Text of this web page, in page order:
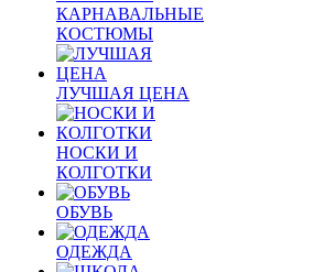
КАРНАВАЛЬНЫЕ
КОСТЮМЫ
ЛУЧШАЯ ЦЕНА
НОСКИ И
КОЛГОТКИ
ОБУВЬ
ОДЕЖДА